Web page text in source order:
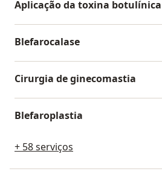
Aplicação da toxina botulínica
Blefarocalase
Cirurgia de ginecomastia
Blefaroplastia
+ 58 serviços